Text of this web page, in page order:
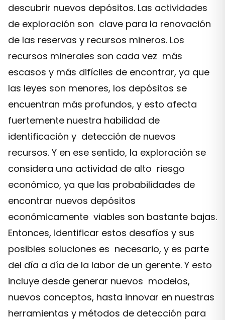
descubrir nuevos depósitos. Las actividades
de exploración son clave para la renovación
de las reservas y recursos mineros. Los
recursos minerales son cada vez más
escasos y más difíciles de encontrar, ya que
las leyes son menores, los depósitos se
encuentran más profundos, y esto afecta
fuertemente nuestra habilidad de
identificación y detección de nuevos
recursos. Y en ese sentido, la exploración se
considera una actividad de alto riesgo
económico, ya que las probabilidades de
encontrar nuevos depósitos
económicamente viables son bastante bajas.
Entonces, identificar estos desafíos y sus
posibles soluciones es necesario, y es parte
del día a día de la labor de un gerente. Y esto
incluye desde generar nuevos modelos,
nuevos conceptos, hasta innovar en nuestras
herramientas y métodos de detección para